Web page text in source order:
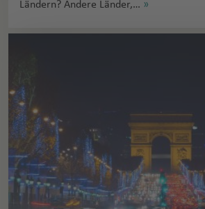
Ländern? Andere Länder,… »